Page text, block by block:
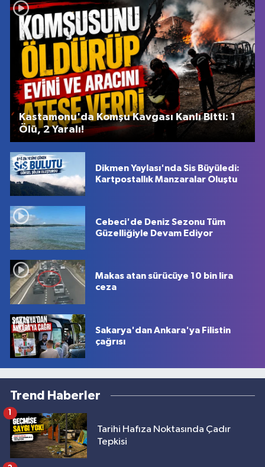
Kastamonu'da Komşu Kavgası Kanlı Bitti: 1
Ölü, 2 Yaralı!
Dikmen Yaylası'nda Sis Büyüledi:
Kartpostallık Manzaralar Oluştu
Cebeci'de Deniz Sezonu Tüm
Güzelliğiyle Devam Ediyor
Makas atan sürücüye 10 bin lira
ceza
Sakarya'dan Ankara'ya Filistin
çağrısı
Trend Haberler
Tarihi Hafıza Noktasında Çadır
Tepkisi
1